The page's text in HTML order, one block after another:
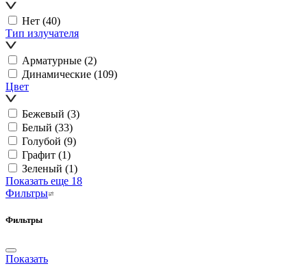
Нет (40)
Тип излучателя
Арматурные (2)
Динамические (109)
Цвет
Бежевый (3)
Белый (33)
Голубой (9)
Графит (1)
Зеленый (1)
Показать еще 18
Фильтры
Фильтры
Показать